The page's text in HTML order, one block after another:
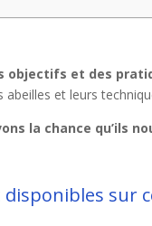
objectifs et des
et leurs
la chance qu’ils
sur